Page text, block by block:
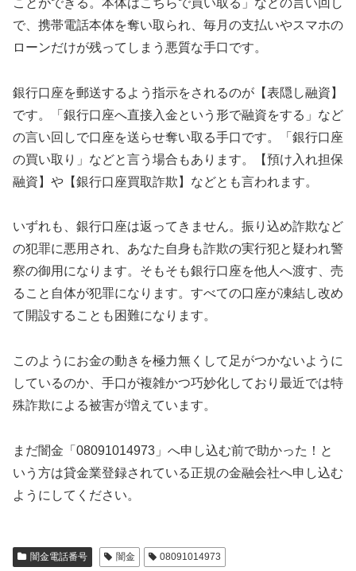
で、携帯電話本体を奪い取られ、毎月の支払いやスマホの
ローンだけが残ってしまう悪質な手口です。
銀行口座を郵送するよう指示をされるのが【表隠し融資】
です。「銀行口座へ直接入金という形で融資をする」など
の言い回しで口座を送らせ奪い取る手口です。「銀行口座
の買い取り」などと言う場合もあります。【預け入れ担保
融資】や【銀行口座買取詐欺】などとも言われます。
いずれも、銀行口座は返ってきません。振り込め詐欺など
の犯罪に悪用され、あなた自身も詐欺の実行犯と疑われ警
察の御用になります。そもそも銀行口座を他人へ渡す、売
ること自体が犯罪になります。すべての口座が凍結し改め
て開設することも困難になります。
このようにお金の動きを極力無くして足がつかないように
しているのか、手口が複雑かつ巧妙化しており最近では特
殊詐欺による被害が増えています。
まだ闇金「08091014973」へ申し込む前で助かった！と
いう方は貸金業登録されている正規の金融会社へ申し込む
ようにしてください。
闇金電話番号 闇金 08091014973